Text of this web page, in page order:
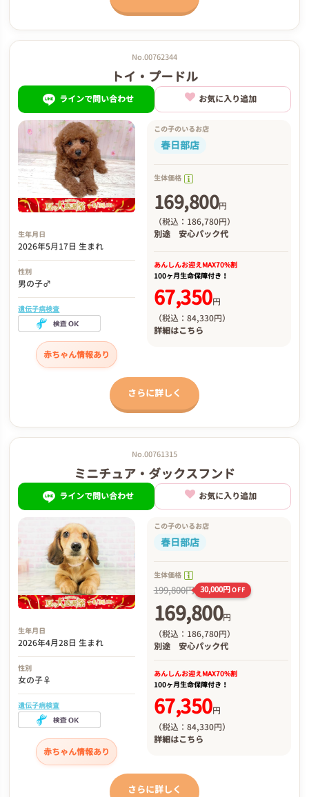
No.00762344
トイ・プードル
ラインで問い合わせ お気に入り追加
生年月日
2026年5月17日 生まれ
性別
男の子♂
遺伝子病検査
赤ちゃん情報あり
この子のいるお店
春日部店
生体価格
169,800円
（税込：186,780円）
別途 安心パック代
あんしんお迎えMAX70%割
100ヶ月生命保障付き！
67,350円
（税込：84,330円）
詳細はこちら
さらに詳しく
No.00761315
ミニチュア・ダックスフンド
ラインで問い合わせ お気に入り追加
生年月日
2026年4月28日 生まれ
性別
女の子♀
遺伝子病検査
赤ちゃん情報あり
この子のいるお店
春日部店
生体価格
199,800円 30,000円OFF
169,800円
（税込：186,780円）
別途 安心パック代
あんしんお迎えMAX70%割
100ヶ月生命保障付き！
67,350円
（税込：84,330円）
詳細はこちら
さらに詳しく